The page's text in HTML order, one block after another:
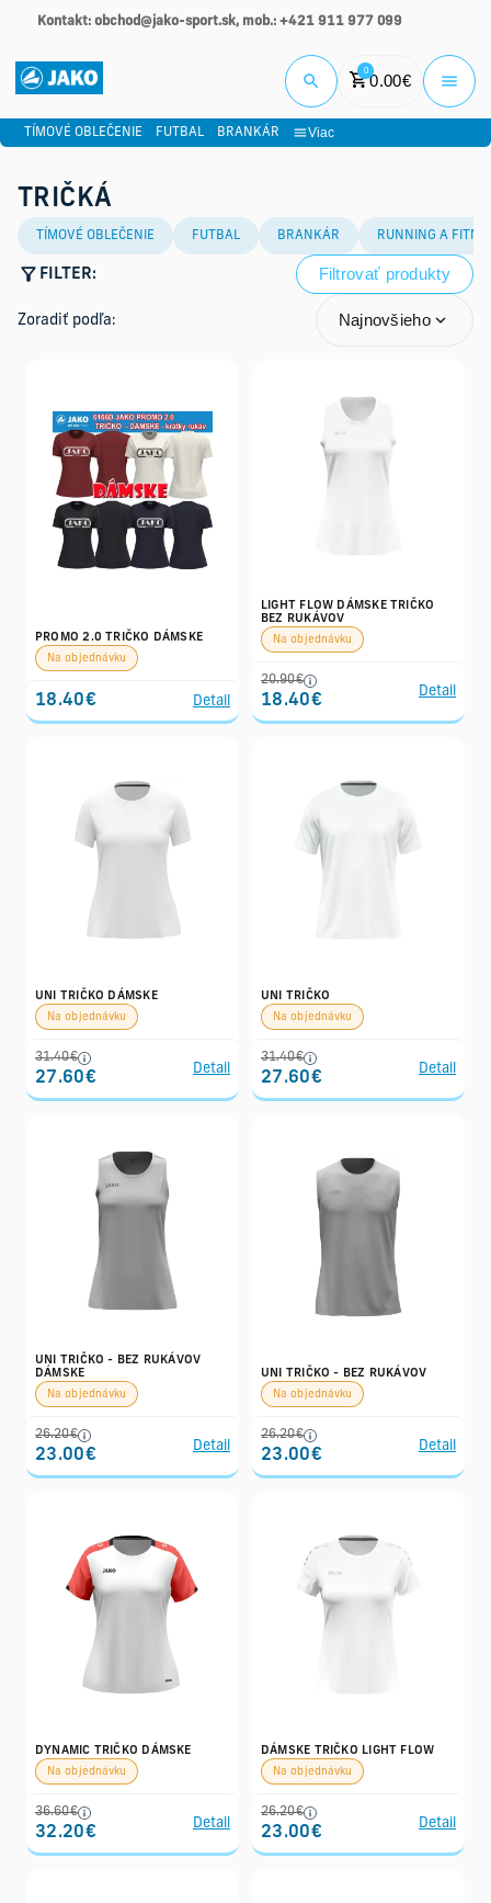
Kontakt: obchod@jako-sport.sk, mob.: +421 911 977 099
0
0.00€
TÍMOVÉ OBLEČENIE FUTBAL BRANKÁR Viac
TRIČKÁ
TÍMOVÉ OBLEČENIE FUTBAL BRANKÁR RUNNING A
FILTER: Filtrovať produkty
Zoradiť podľa: Najnovšieho
PROMO 2.0 TRIČKO DÁMSKE
Na objednávku
18.40€ Detail
LIGHT FLOW DÁMSKE TRIČKO
BEZ RUKÁVOV
Na objednávku
20.90€
18.40€
Detail
UNI TRIČKO DÁMSKE
Na objednávku
31.40€
27.60€
Detail
UNI TRIČKO
Na objednávku
31.40€
27.60€
Detail
UNI TRIČKO - BEZ RUKÁVOV
DÁMSKE
Na objednávku
26.20€
23.00€
Detail
UNI TRIČKO - BEZ RUKÁVOV
Na objednávku
26.20€
23.00€
Detail
DYNAMIC TRIČKO DÁMSKE
Na objednávku
36.60€
32.20€
Detail
DÁMSKE TRIČKO LIGHT FLOW
Na objednávku
26.20€
23.00€
Detail